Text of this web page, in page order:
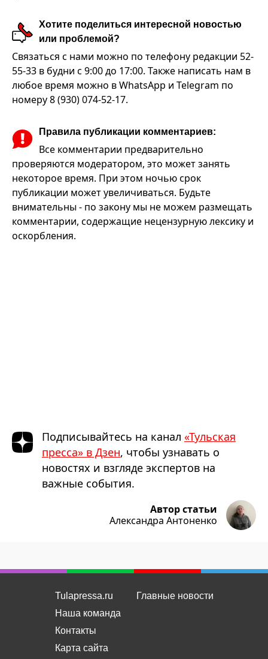
Хотите поделиться интересной новостью
или проблемой?
Связаться с нами можно по телефону редакции 52-
55-33 в будни с 9:00 до 17:00. Также написать нам в
любое время можно в WhatsApp и Telegram по
номеру 8 (930) 074-52-17.
Правила публикации комментариев:
Все комментарии предварительно
проверяются модератором, это может занять
некоторое время. При этом ночью срок
публикации может увеличиваться. Будьте
внимательны - по закону мы не можем размещать
комментарии, содержащие нецензурную лексику и
оскорбления.
Подписывайтесь на канал «Тульская
пресса» в Дзен, чтобы узнавать о
новостях и взгляде экспертов на
важные события.
Автор статьи
Александра Антоненко
Tulapressa.ru
Наша команда
Контакты
Карта сайта
Главные новости